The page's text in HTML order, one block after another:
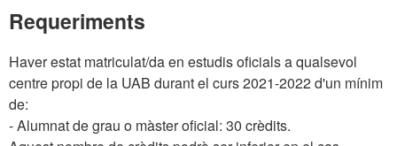
Requeriments
Haver estat matriculat/da en estudis oficials a qualsevol
centre propi de la UAB durant el curs 2021-2022 d'un mínim
de:
- Alumnat de grau o màster oficial: 30 crèdits.